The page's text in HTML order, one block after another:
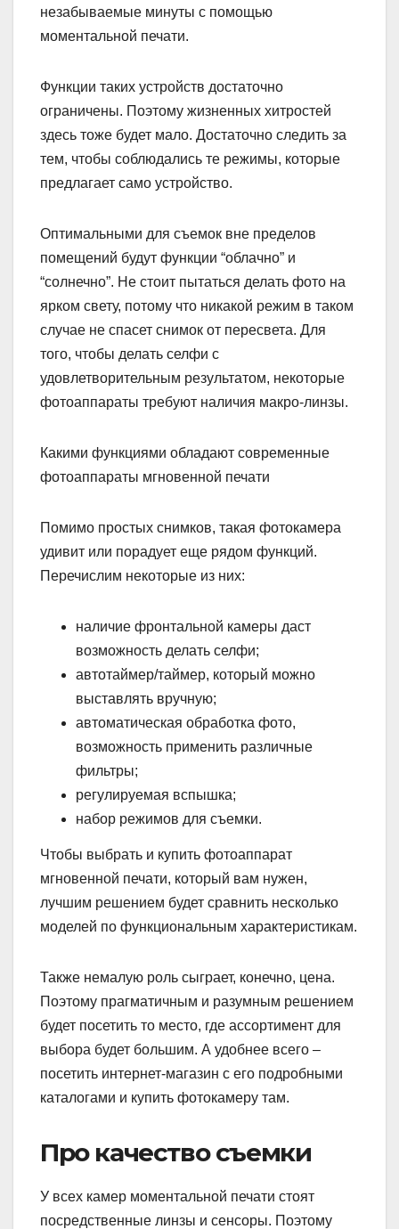
незабываемые минуты с помощью
моментальной печати.
Функции таких устройств достаточно
ограничены. Поэтому жизненных хитростей
здесь тоже будет мало. Достаточно следить за
тем, чтобы соблюдались те режимы, которые
предлагает само устройство.
Оптимальными для съемок вне пределов
помещений будут функции “облачно” и
“солнечно”. Не стоит пытаться делать фото на
ярком свету, потому что никакой режим в таком
случае не спасет снимок от пересвета. Для
того, чтобы делать селфи с
удовлетворительным результатом, некоторые
фотоаппараты требуют наличия макро-линзы.
Какими функциями обладают современные
фотоаппараты мгновенной печати
Помимо простых снимков, такая фотокамера
удивит или порадует еще рядом функций.
Перечислим некоторые из них:
наличие фронтальной камеры даст
возможность делать селфи;
автотаймер/таймер, который можно
выставлять вручную;
автоматическая обработка фото,
возможность применить различные
фильтры;
регулируемая вспышка;
набор режимов для съемки.
Чтобы выбрать и купить фотоаппарат
мгновенной печати, который вам нужен,
лучшим решением будет сравнить несколько
моделей по функциональным характеристикам.
Также немалую роль сыграет, конечно, цена.
Поэтому прагматичным и разумным решением
будет посетить то место, где ассортимент для
выбора будет большим. А удобнее всего –
посетить интернет-магазин с его подробными
каталогами и купить фотокамеру там.
Про качество съемки
У всех камер моментальной печати стоят
посредственные линзы и сенсоры. Поэтому